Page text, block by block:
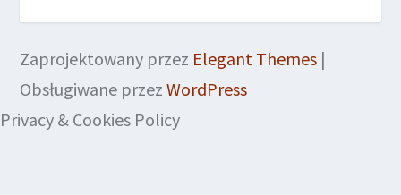
Zaprojektowany przez Elegant Themes |
Obsługiwane przezWordPress
Privacy & Cookies Policy